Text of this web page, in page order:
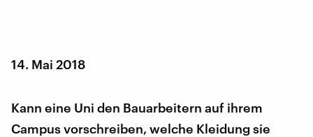
14. Mai 2018
Kann eine Uni den Bauarbeitern auf ihrem
Campus vorschreiben, welche Kleidung sie